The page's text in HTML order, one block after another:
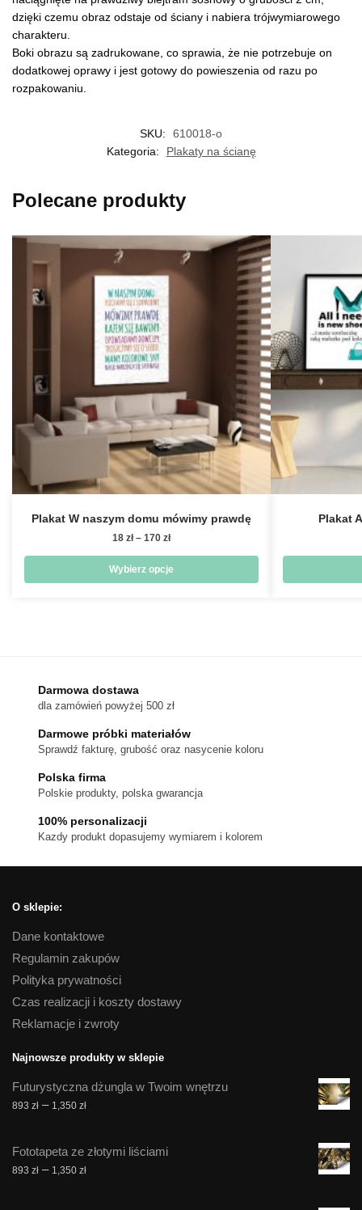
dzięki czemu obraz odstaje od ściany i nabiera trójwymiarowego
charakteru.
Boki obrazu są zadrukowane, co sprawia, że nie potrzebuje on
dodatkowej oprawy i jest gotowy do powieszenia od razu po
rozpakowaniu.
SKU:
610018-o
Kategoria:
Plakaty na ścianę
Polecane produkty
Plakat W naszym domu mówimy prawdę
18 zł – 170 złZakres
od
18 zł
Wybierz opcje
można
wybrać
na
produktu
Plakat
Darmowa dostawa
dla zamówień powyżej 500 zł
Darmowe próbki materiałów
Sprawdź fakturę, grubość oraz nasycenie koloru
Polska firma
Polskie produkty, polska gwarancja
100% personalizacji
Kazdy produkt dopasujemy wymiarem i kolorem
O sklepie:
Dane kontaktowe
Regulamin zakupów
Polityka prywatności
Czas realizacji i koszty dostawy
Reklamacje i zwroty
Najnowsze produkty w sklepie
Futurystyczna dżungla w Twoim wnętrzu
893 zł – 1,350 złZakres
893 zł
do
Fototapeta ze złotymi liściami
893 zł – 1,350 złZakres